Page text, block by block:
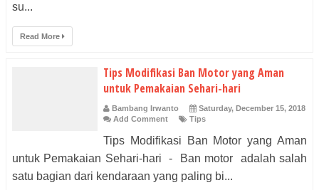
su...
Read More
Tips Modifikasi Ban Motor yang Aman
untuk Pemakaian Sehari-hari
Bambang Irwanto
Saturday, December 15, 2018
Add Comment
Tips
Tips Modifikasi Ban Motor yang Aman
untuk Pemakaian Sehari-hari - Ban motor ​​ ​​adalah salah
satu bagian dari kendaraan yang paling bi...